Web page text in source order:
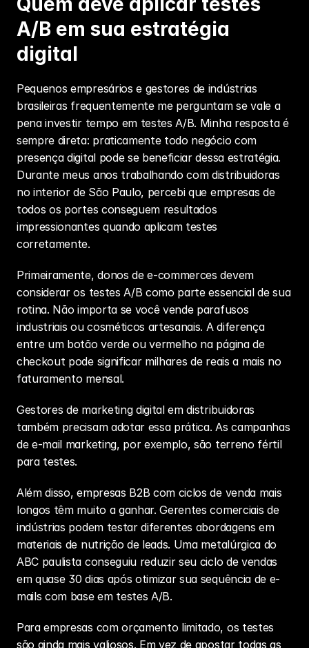
A/B em sua estratégia
digital
Pequenos empresários e gestores de indústrias
brasileiras frequentemente me perguntam se vale a
pena investir tempo em testes A/B. Minha resposta é
sempre direta: praticamente todo negócio com
presença digital pode se beneficiar dessa estratégia.
Durante meus anos trabalhando com distribuidoras
no interior de São Paulo, percebi que empresas de
todos os portes conseguem resultados
impressionantes quando aplicam testes
corretamente.
Primeiramente, donos de e-commerces devem
considerar os testes A/B como parte essencial de sua
rotina. Não importa se você vende parafusos
industriais ou cosméticos artesanais. A diferença
entre um botão verde ou vermelho na página de
checkout pode significar milhares de reais a mais no
faturamento mensal.
Gestores de marketing digital em distribuidoras
também precisam adotar essa prática. As campanhas
de e-mail marketing, por exemplo, são terreno fértil
para testes.
Além disso, empresas B2B com ciclos de venda mais
longos têm muito a ganhar. Gerentes comerciais de
indústrias podem testar diferentes abordagens em
materiais de nutrição de leads. Uma metalúrgica do
ABC paulista conseguiu reduzir seu ciclo de vendas
em quase 30 dias após otimizar sua sequência de e-
mails com base em testes A/B.
Para empresas com orçamento limitado, os testes
são ainda mais valiosos. Em vez de apostar todas as